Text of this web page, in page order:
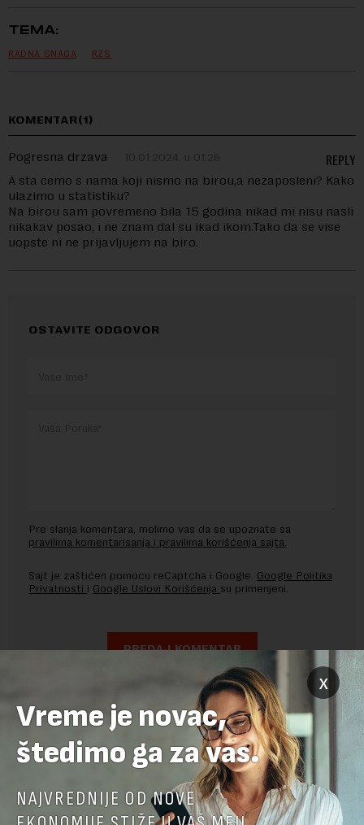
TEMA:
RADNA SNAGA RZS
KOMENTAR(1)
Pogresna drzava 10.01.2024. u 01:26
A sta cemo s nama koji nismo na birou,a nezaposleni? Kako
ulazimo u statistiku?
Na birou sam povremeno bila 15 godina nikad mi nisu nasli
nikakav posao, i ne znam dal su ikad ikom.Tako da se vise
uopste ni ne prijavljujem na biro.
REPLY
OSTAVITE ODGOVOR
Pre slanja komentara, molimo vas da se upoznate sa
pravilima komentarisanja i pravilima korišćenja sajta.
Sajt je zaštićen pomocu reCaptcha i Google. Google Politika
Privatnosti i Google Uslovi Korišćenja su primenjeni.
x
Vreme je novac,
štedimo ga za vas.
NAJVREDNIJE OD NOVE